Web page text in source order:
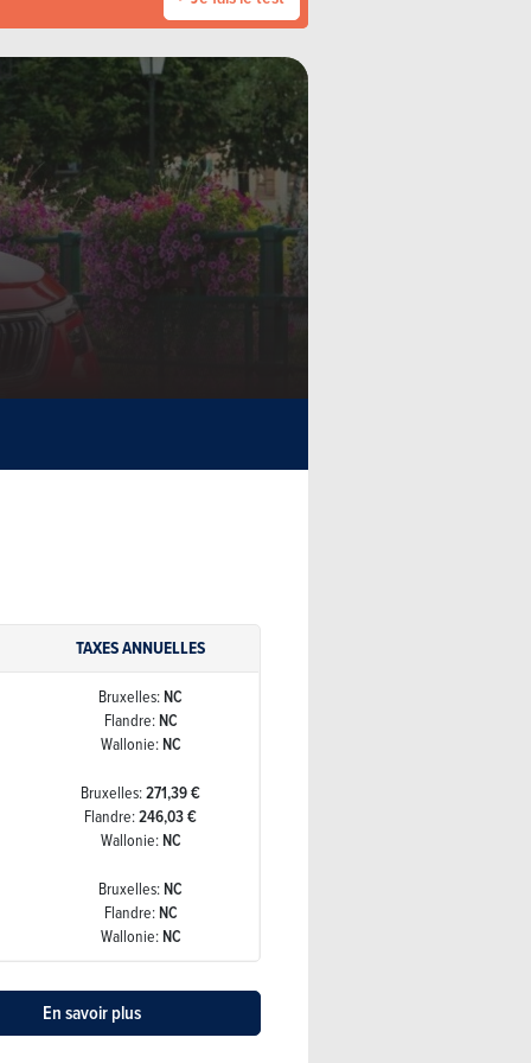
TAXES ANNUELLES
Bruxelles:NC
Flandre:NC
Wallonie:NC
Bruxelles:271,39 €
Flandre:246,03 €
Wallonie:NC
Bruxelles:NC
Flandre:NC
Wallonie:NC
En savoir plus